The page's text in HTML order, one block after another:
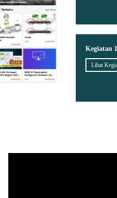
Kegiatan
Lihat